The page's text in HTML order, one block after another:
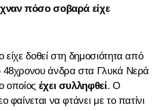
πόσο σοβαρά είχε
είχε δοθεί στη δημοσιότητα από
48χρονου άνδρα στα Γλυκά Νερά
οποίος έχει συλληφθεί. Ο
φαίνεται να φτάνει με το πατίνι